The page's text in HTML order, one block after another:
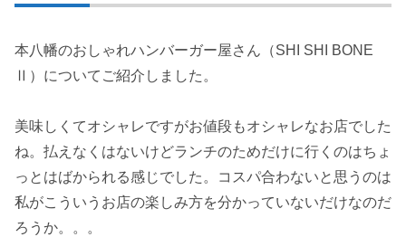
本八幡のおしゃれハンバーガー屋さん（SHI SHI BONE
Ⅱ）についてご紹介しました。
美味しくてオシャレですがお値段もオシャレなお店でした
ね。払えなくはないけどランチのためだけに行くのはちょ
っとはばかられる感じでした。コスパ合わないと思うのは
私がこういうお店の楽しみ方を分かっていないだけなのだ
ろうか。。。